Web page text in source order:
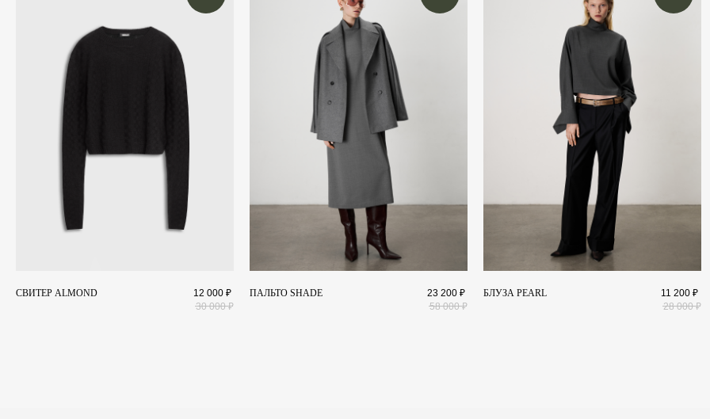
СВИТЕР ALMOND 12 000 ₽
30 000 ₽
ПАЛЬТО SHADE 23 200 ₽
58 000 ₽
БЛУЗА PEARL 11 200 ₽
28 000 ₽
ПОКУПАТЕЛЯМ
Доставка и оплата
Обмен и возврат
Landscape@maisonlandscape.com
+7 911 027 2044
Публичная оферта
Уход за изделиями